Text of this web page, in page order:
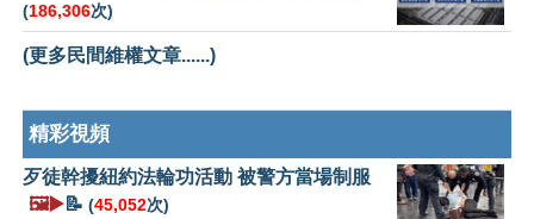
(186,306次)
(更多民間維權文章......)
精彩視頻
歹徒幹擾紐約法輪功活動 被警方當場制服
🖼️▶️📝 (45,052次)